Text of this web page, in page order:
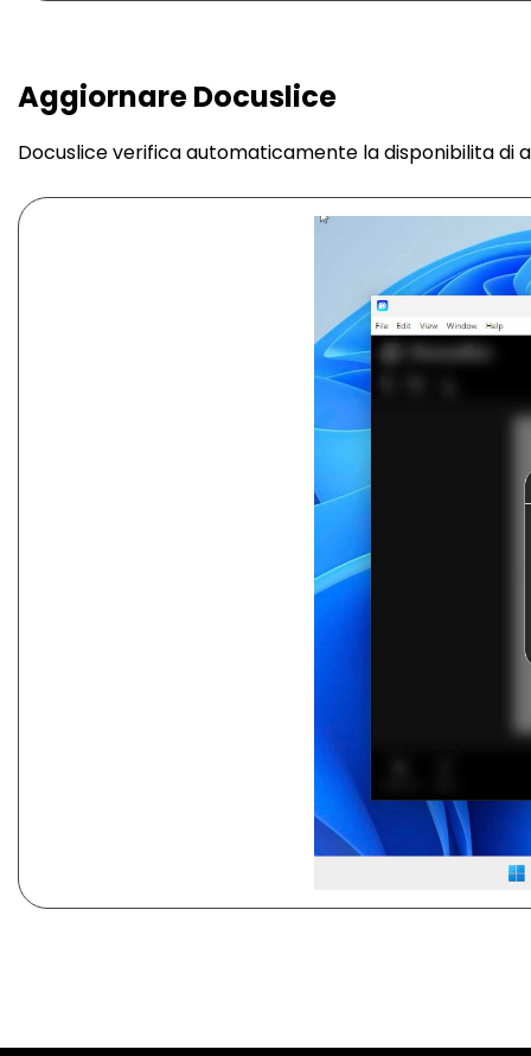
Aggiornare Docuslice
Docuslice verifica automaticamente la disponibilita di